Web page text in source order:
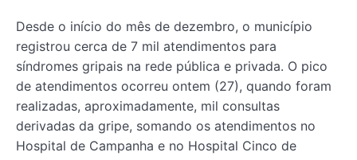
Desde o início do mês de dezembro, o município
registrou cerca de 7 mil atendimentos para
síndromes gripais na rede pública e privada. O pico
de atendimentos ocorreu ontem (27), quando foram
realizadas, aproximadamente, mil consultas
derivadas da gripe, somando os atendimentos no
Hospital de Campanha e no Hospital Cinco de